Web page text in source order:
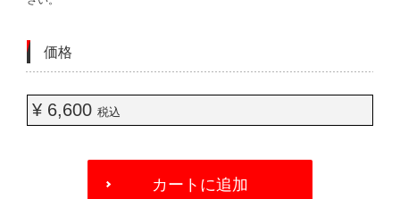
価格
¥ 6,600 税込
カートに追加